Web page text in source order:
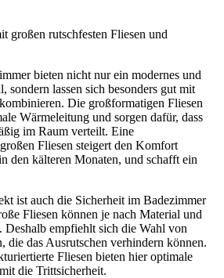
bieten nicht nur ein modernes und
sondern lassen sich besonders gut mit
Die großformatigen Fliesen
Wärmeleitung und sorgen dafür, dass
im Raum verteilt. Eine
Fliesen steigert den Komfort
den kälteren Monaten, und schafft ein
ist auch die Sicherheit im Badezimmer
Fliesen können je nach Material und
Deshalb empfiehlt sich die Wahl von
die das Ausrutschen verhindern können.
Fliesen bieten hier optimale
die Trittsicherheit.